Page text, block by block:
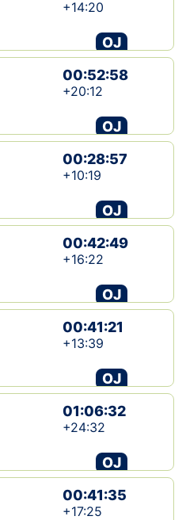
+14:20
OJ
00:52:58
+20:12
OJ
00:28:57
+10:19
OJ
00:42:49
+16:22
OJ
00:41:21
+13:39
OJ
01:06:32
+24:32
OJ
00:41:35
+17:25